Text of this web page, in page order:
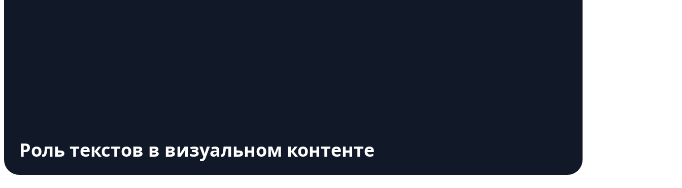
Роль текстов в визуальном контенте